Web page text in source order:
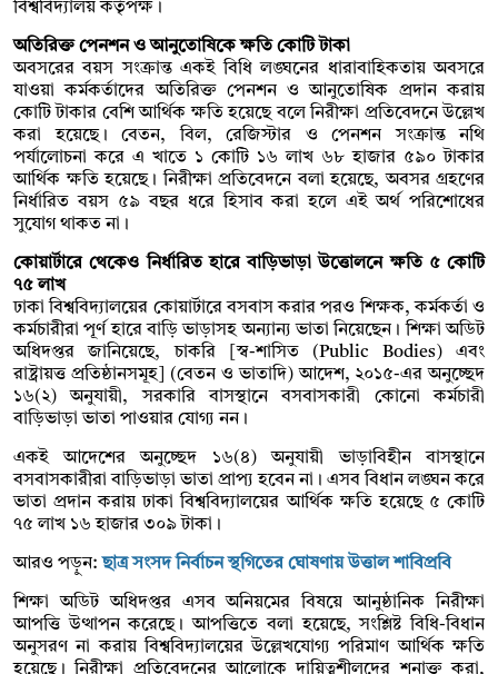
বিশ্ববিদ্যালয় কর্তৃপক্ষ।
অতিরিক্ত পেনশন ও আনুতোষিকে ক্ষতি কোটি টাকা
অবসরের বয়স সংক্রান্ত একই বিধি লঙ্ঘনের ধারাবাহিকতায় অবসরে
যাওয়া কর্মকর্তাদের অতিরিক্ত পেনশন ও আনুতোষিক প্রদান করায়
কোটি টাকার বেশি আর্থিক ক্ষতি হয়েছে বলে নিরীক্ষা প্রতিবেদনে উল্লেখ
করা হয়েছে। বেতন, বিল, রেজিস্টার ও পেনশন সংক্রান্ত নথি
পর্যালোচনা করে এ খাতে ১ কোটি ১৬ লাখ ৬৮ হাজার ৫৯০ টাকার
আর্থিক ক্ষতি হয়েছে। নিরীক্ষা প্রতিবেদনে বলা হয়েছে, অবসর গ্রহণের
নির্ধারিত বয়স ৫৯ বছর ধরে হিসাব করা হলে এই অর্থ পরিশোধের
সুযোগ থাকত না।
কোয়ার্টারে থেকেও নির্ধারিত হারে বাড়িভাড়া উত্তোলনে ক্ষতি ৫ কোটি
৭৫ লাখ
ঢাকা বিশ্ববিদ্যালয়ের কোয়ার্টারে বসবাস করার পরও শিক্ষক, কর্মকর্তা ও
কর্মচারীরা পূর্ণ হারে বাড়ি ভাড়াসহ অন্যান্য ভাতা নিয়েছেন। শিক্ষা অডিট
অধিদপ্তর জানিয়েছে, চাকরি [স্ব-শাসিত (Public Bodies) এবং
রাষ্ট্রায়ত্ত প্রতিষ্ঠানসমূহ] (বেতন ও ভাতাদি) আদেশ, ২০১৫-এর অনুচ্ছেদ
১৬(২) অনুযায়ী, সরকারি বাসস্থানে বসবাসকারী কোনো কর্মচারী
বাড়িভাড়া ভাতা পাওয়ার যোগ্য নন।
একই আদেশের অনুচ্ছেদ ১৬(৪) অনুযায়ী ভাড়াবিহীন বাসস্থানে
বসবাসকারীরা বাড়িভাড়া ভাতা প্রাপ্য হবেন না। এসব বিধান লঙ্ঘন করে
ভাতা প্রদান করায় ঢাকা বিশ্ববিদ্যালয়ের আর্থিক ক্ষতি হয়েছে ৫ কোটি
৭৫ লাখ ১৬ হাজার ৩০৯ টাকা।
আরও পড়ুন:ছাত্র সংসদ নির্বাচন স্থগিতের ঘোষণায় উত্তাল শাবিপ্রবি
শিক্ষা অডিট অধিদপ্তর এসব অনিয়মের বিষয়ে আনুষ্ঠানিক নিরীক্ষা
আপত্তি উত্থাপন করেছে। আপত্তিতে বলা হয়েছে, সংশ্লিষ্ট বিধি-বিধান
অনুসরণ না করায় বিশ্ববিদ্যালয়ের উল্লেখযোগ্য পরিমাণ আর্থিক ক্ষতি
হয়েছে। নিরীক্ষা প্রতিবেদনের আলোকে দায়িত্বশীলদের শনাক্ত করা,